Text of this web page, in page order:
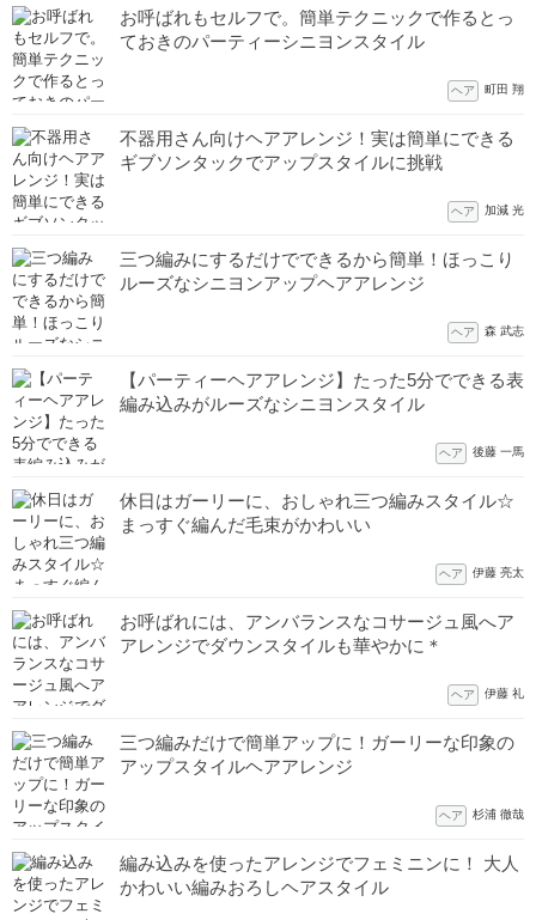
お呼ばれもセルフで。簡単テクニックで作るとっ
ておきのパーティーシニヨンスタイル
ヘア 町田 翔
不器用さん向けヘアアレンジ！実は簡単にできる
ギブソンタックでアップスタイルに挑戦
ヘア 加減 光
三つ編みにするだけでできるから簡単！ほっこり
ルーズなシニヨンアップヘアアレンジ
ヘア 森 武志
【パーティーヘアアレンジ】たった5分でできる表
編み込みがルーズなシニヨンスタイル
ヘア 後藤 一馬
休日はガーリーに、おしゃれ三つ編みスタイル☆
まっすぐ編んだ毛束がかわいい
ヘア 伊藤 亮太
お呼ばれには、アンバランスなコサージュ風へア
アレンジでダウンスタイルも華やかに＊
ヘア 伊藤 礼
三つ編みだけで簡単アップに！ガーリーな印象の
アップスタイルヘアアレンジ
ヘア 杉浦 徹哉
編み込みを使ったアレンジでフェミニンに！ 大人
かわいい編みおろしヘアスタイル